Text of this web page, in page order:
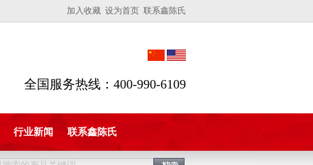
加入收藏 设为首页 联系鑫陈氏
全国服务热线：400-990-6109
行业新闻 联系鑫陈氏